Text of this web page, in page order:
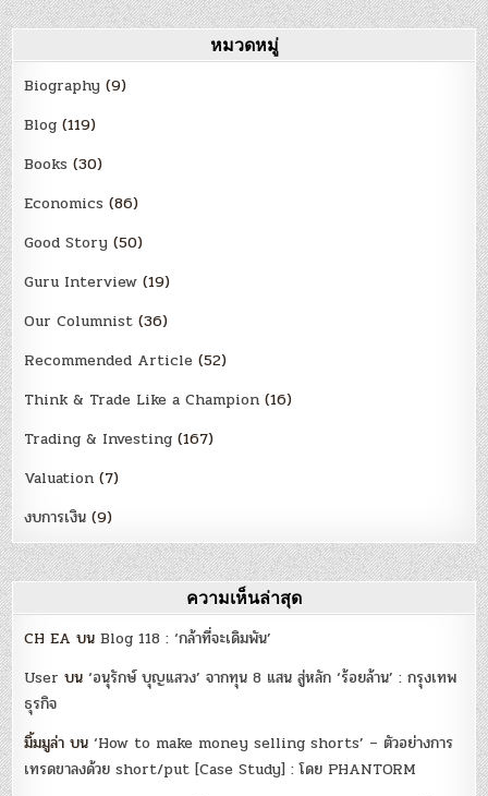
หมวดหมู่
Biography (9)
Blog (119)
Books (30)
Economics (86)
Good Story (50)
Guru Interview (19)
Our Columnist (36)
Recommended Article (52)
Think & Trade Like a Champion (16)
Trading & Investing (167)
Valuation (7)
งบการเงิน (9)
ความเห็นล่าสุด
CH EA บนBlog 118 : ‘กล้าที่จะเดิมพัน’
User บน‘อนุรักษ์ บุญแสวง’ จากทุน 8 แสน สู่หลัก ‘ร้อยล้าน’ : กรุงเทพ
ธุรกิจ
มิ้มมูล่า บน‘How to make money selling shorts’ – ตัวอย่างการ
เทรดขาลงด้วย short/put [Case Study] : โดย PHANTORM